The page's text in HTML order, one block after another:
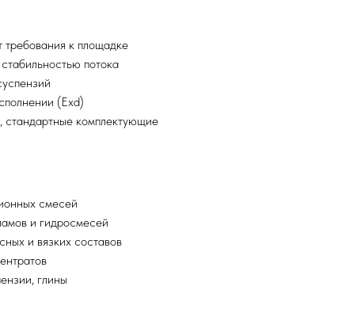
к площадке
потока
(Exd)
стандартные комплектующие
смесей
и гидросмесей
и вязких составов
глины